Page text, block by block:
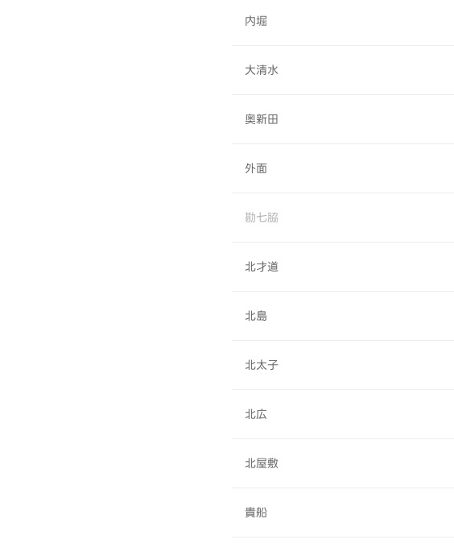
内堀
大清水
奥新田
外面
勘七脇
北才道
北島
北太子
北広
北屋敷
貴船